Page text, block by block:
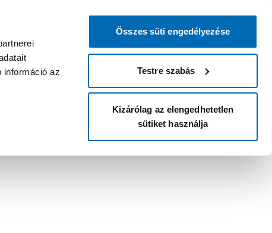
információ az
Összes süti engedélyezése
Testre szabás
Kizárólag az elengedhetetlen
sütiket használja